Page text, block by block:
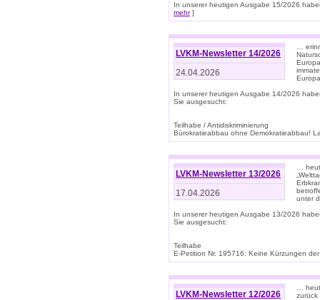
In unserer heutigen Ausgabe 15/2026
mehr]
LVKM-Newsletter 14/2026
24.04.2026
…
In unserer heutigen Ausgabe 14/2026
Sie ausgesucht:
Teilhabe / Antidiskriminierung
Bürokratieabbau ohne Demokratieabbau!
LVKM-Newsletter 13/2026
17.04.2026
…
unter
In unserer heutigen Ausgabe 13/2026
Sie ausgesucht:
Teilhabe
E-Petition Nr. 195716: Keine Kürzungen
LVKM-Newsletter 12/2026
…
zurück